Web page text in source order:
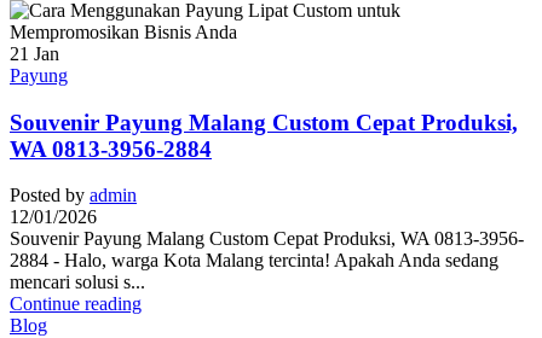
21 Jan
Payung
Souvenir Payung Malang Custom Cepat Produksi,
WA 0813-3956-2884
Posted by admin
12/01/2026
Souvenir Payung Malang Custom Cepat Produksi, WA 0813-3956-
2884 - Halo, warga Kota Malang tercinta! Apakah Anda sedang
mencari solusi s...
Continue reading
Blog